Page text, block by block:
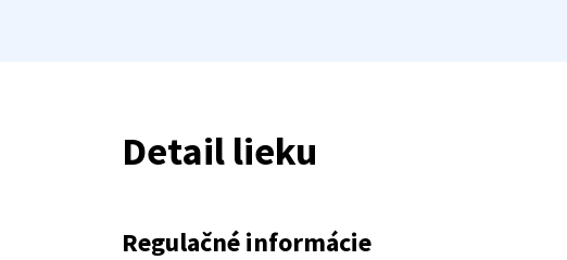
Detail lieku
Regulačné informácie